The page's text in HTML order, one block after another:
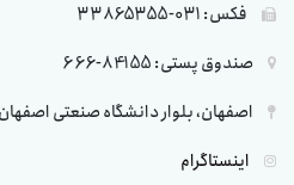
فکس: 031-33865355
صندوق پستی: 84155-666
اصفهان، بلوار دانشگاه صنعتی اصفهان
اینستاگرام